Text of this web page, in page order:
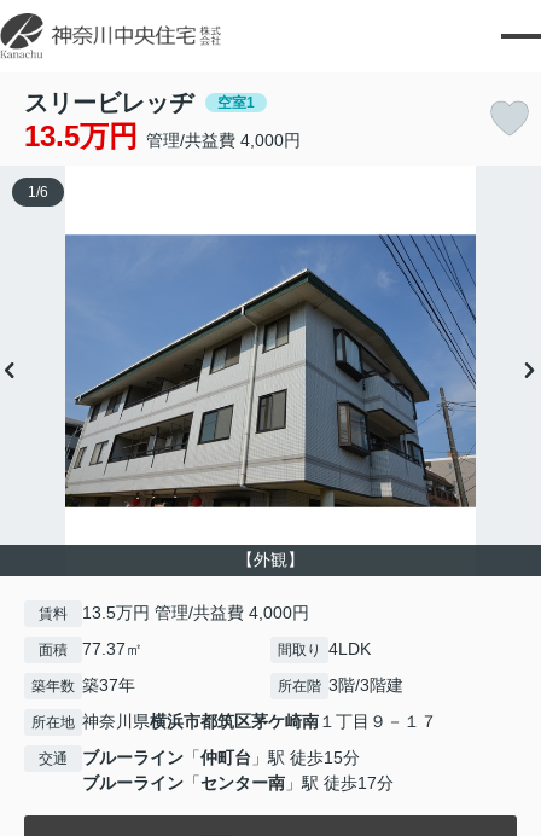
スリービレッヂ 空室1
13.5万円 管理/共益費 4,000円
【外観】
1 /6
賃料 13.5万円 管理/共益費 4,000円
面積 77.37㎡ 間取り 4LDK
築年数 築37年 所在階 3階/3階建
所在地 神奈川県横浜市都筑区茅ケ崎南 １丁目９－１７
交通 ブルーライン 「仲町台 」駅 徒歩15分
ブルーライン 「センター南 」駅 徒歩17分